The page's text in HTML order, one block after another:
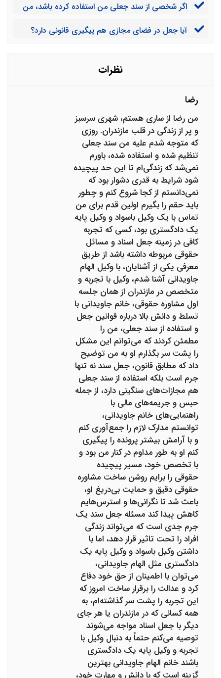
اگر شخصی از سند جعلی من استفاده کرده باشد، من
آیا جعل در فضای مجازی هم پیگیری قانونی دارد؟
نظرات
رضا
من رضا از ساری هستم، شهری سرسبز
و پر از زندگی در قلب مازندران. روزی
که متوجه شدم علیه من سند جعلی
تنظیم شده و استفاده شده، باورم
نمی‌شد که زندگی‌ام تا این حد پیچیده
شود شرایط به قدری دشوار بود که
نمی‌دانستم از کجا شروع کنم و چطور
باید حقم را بگیرم اولین قدم برای من
تماس با یک وکیل باسواد و وکیل پایه
یک دادگستری بود، کسی که تجربه
کافی در زمینه جعل اسناد و مسائل
حقوقی مربوطه داشته باشد از طریق
معرفی یکی از آشنایان، با وکیل الهام
جاویدانی آشنا شدم، وکیل با تجربه و
متخصص در مازندران از همان جلسه
اول مشاوره حقوقی، خانم جاویدانی با
تسلط و دانش بالا درباره قوانین جعل
و استفاده از سند جعلی، من را
مطمئن کردند که می‌توانم این مشکل
را پشت سر بگذارم او به من توضیح
داد که مطابق قانون، جعل سند نه تنها
جرم است بلکه استفاده از سند جعلی
هم مجازات‌های سنگینی دارد، از جمله
حبس و جریمه‌های مالی با
راهنمایی‌های خانم جاویدانی،
توانستم مدارک لازم را جمع‌آوری کنم
و با آرامش بیشتر پرونده را پیگیری
کنم او به طور مداوم در کنار من بود و
با تخصص خود، مسیر پیچیده
حقوقی را برایم روشن ساخت مشاوره
حقوقی دقیق و حمایت بی‌دریغ او،
باعث شد تا نگرانی‌ها و استرس‌هایم
کاهش پیدا کند مسئله جعل سند یک
جرم جدی است که می‌تواند زندگی
افراد را تحت تاثیر قرار دهد، اما با
داشتن وکیل باسواد و وکیل پایه یک
دادگستری مثل الهام جاویدانی،
می‌توان با اطمینان از حق خود دفاع
کرد و عدالت را برقرار ساخت امروز که
این تجربه را پشت سر گذاشته‌ام، به
همه کسانی که در مازندران یا هر جای
دیگر با جعل اسناد مواجه می‌شوند
توصیه می‌کنم حتماً به دنبال وکیل با
تجربه و وکیل پایه یک دادگستری
باشند خانم الهام جاویدانی بهترین
گزینه است که با دانش و مهارت خود،